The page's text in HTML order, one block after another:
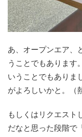
あ、オープンエア、
うことでもあります
いうことでもありま
がよろしいかと。（
もしくはリクエスト
だなと思った段階で